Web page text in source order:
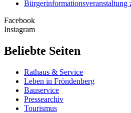
Bürgerinformationsveranstaltung
Facebook
Instagram
Beliebte Seiten
Rathaus & Service
Leben in Fröndenberg
Bauservice
Pressearchiv
Tourismus